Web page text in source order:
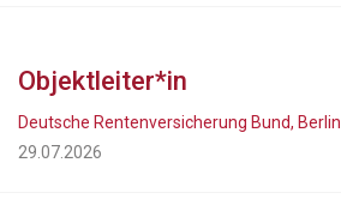
Objektleiter*in
Deutsche Rentenversicherung Bund, Berlin
29.07.2026